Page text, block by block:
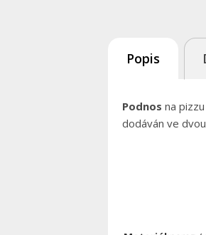
Popis
Podnos na
dodáván ve